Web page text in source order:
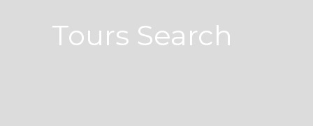
Tours Search